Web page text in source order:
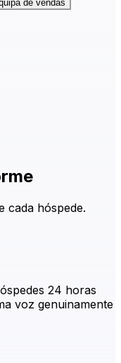
de vendas
cada hóspede.
24 horas
voz genuinamente